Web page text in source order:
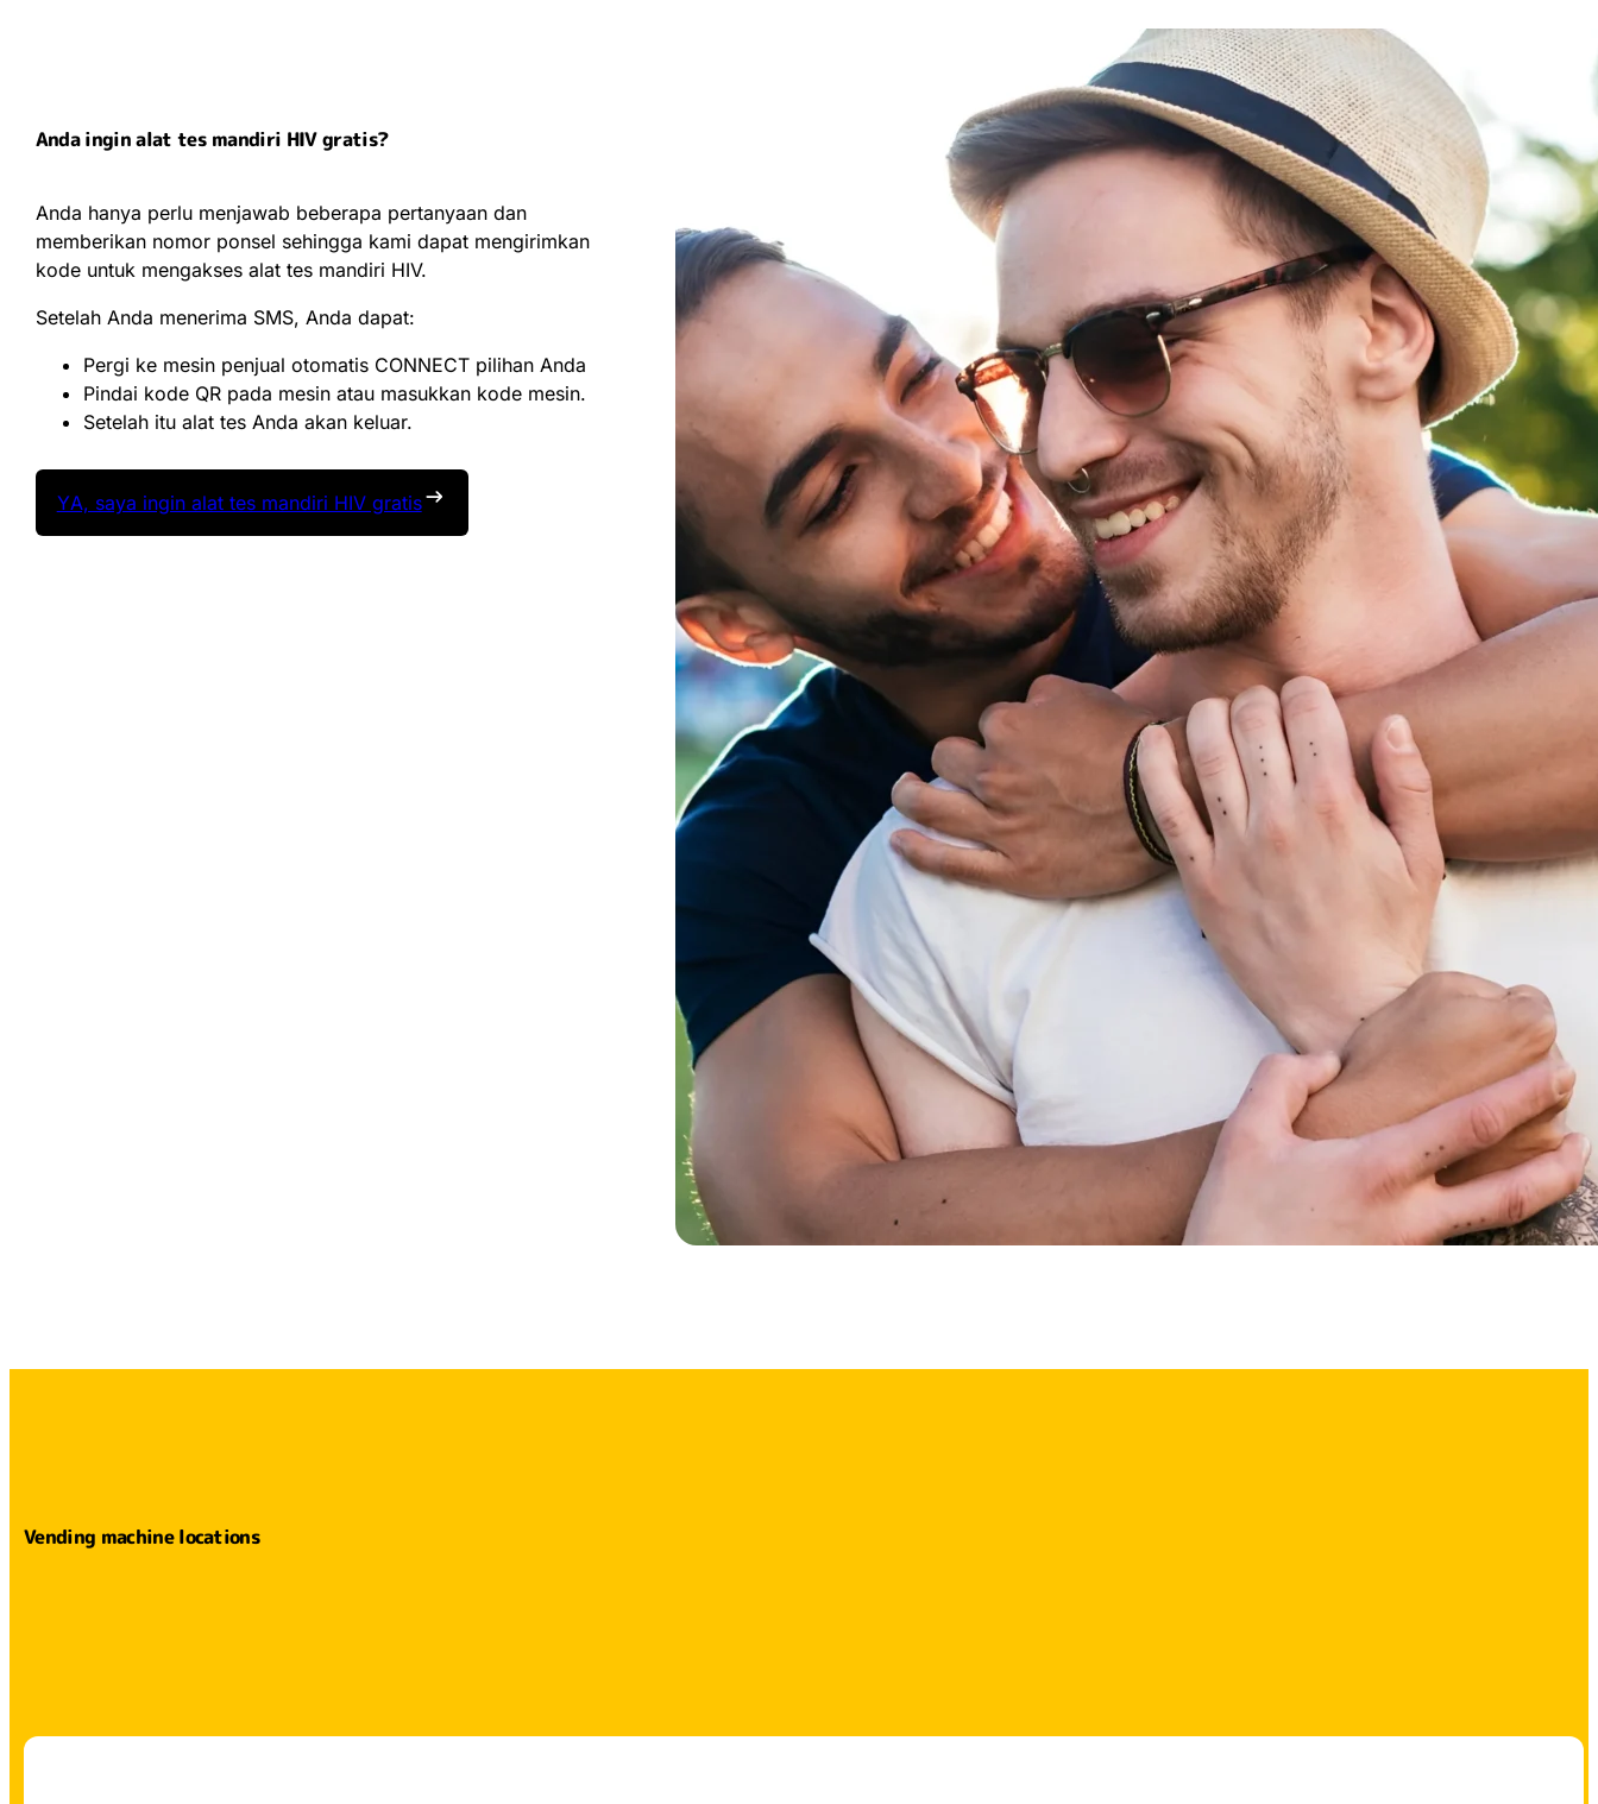
Anda ingin alat tes mandiri HIV gratis?
Anda hanya perlu menjawab beberapa pertanyaan dan
memberikan nomor ponsel sehingga kami dapat mengirimkan
kode untuk mengakses alat tes mandiri HIV.
Setelah Anda menerima SMS, Anda dapat:
Pergi ke mesin penjual otomatis CONNECT pilihan Anda
Pindai kode QR pada mesin atau masukkan kode mesin.
Setelah itu alat tes Anda akan keluar.
YA, saya ingin alat tes mandiri HIV gratis
Vending machine locations